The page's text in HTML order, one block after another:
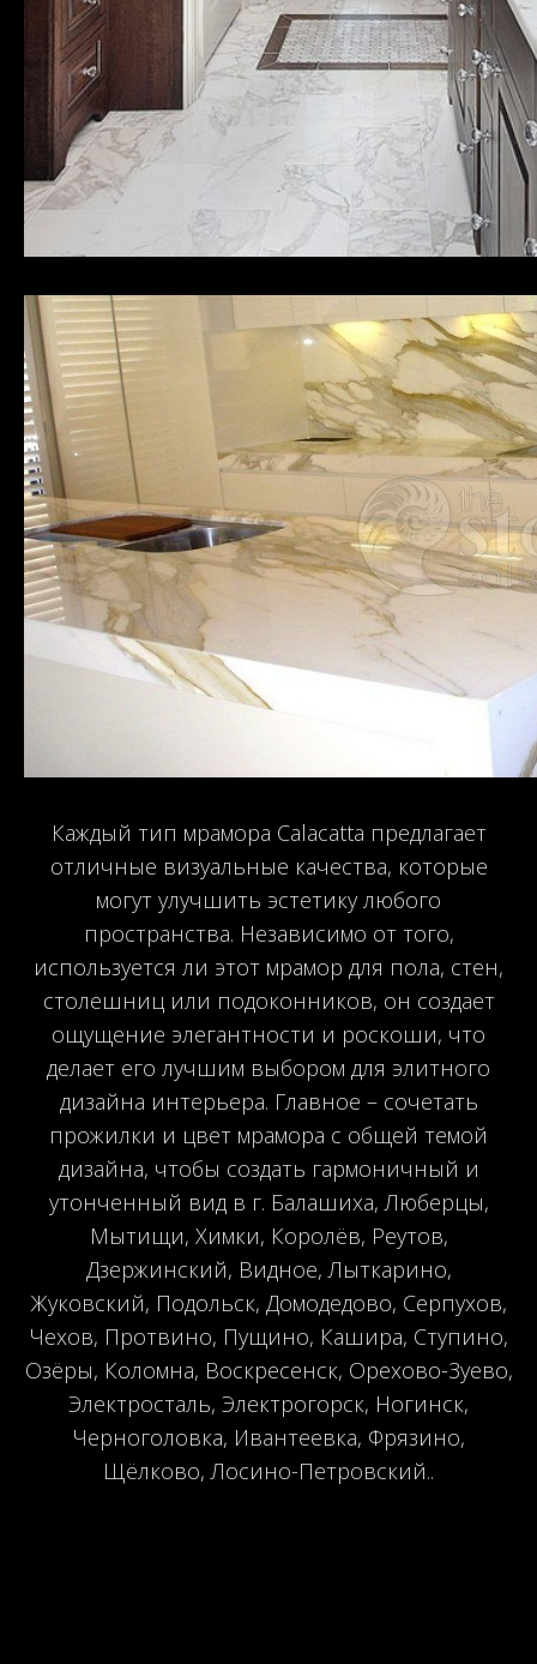
Каждый тип мрамора Calacatta предлагает
отличные визуальные качества, которые
могут улучшить эстетику любого
пространства. Независимо от того,
используется ли этот мрамор для пола, стен,
столешниц или подоконников, он создает
ощущение элегантности и роскоши, что
делает его лучшим выбором для элитного
дизайна интерьера. Главное – сочетать
прожилки и цвет мрамора с общей темой
дизайна, чтобы создать гармоничный и
утонченный вид в г. Балашиха, Люберцы,
Мытищи, Химки, Королёв, Реутов,
Дзержинский, Видное, Лыткарино,
Жуковский, Подольск, Домодедово, Серпухов,
Чехов, Протвино, Пущино, Кашира, Ступино,
Озёры, Коломна, Воскресенск, Орехово-Зуево,
Электросталь, Электрогорск, Ногинск,
Черноголовка, Ивантеевка, Фрязино,
Щёлково, Лосино-Петровский..